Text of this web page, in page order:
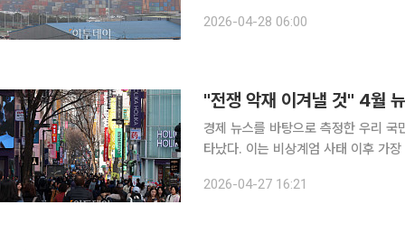
은 94.9를 기록했다. 직전월 0.1포인
2026-04-28 06:00
"전쟁 악재 이겨낼 것" 4월
경제 뉴스를 바탕으로 측정한 우리
타났다. 이는 비상계엄 사태 이후 가
계시스템에 따르면 올해 4월 뉴스심
2026-04-27 16:21